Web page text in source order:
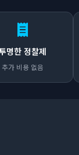
명한 정찰제
추가 비용 없음